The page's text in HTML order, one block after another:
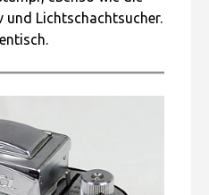
und Lichtschachtsucher.